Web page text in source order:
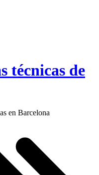
técnicas de
en Barcelona